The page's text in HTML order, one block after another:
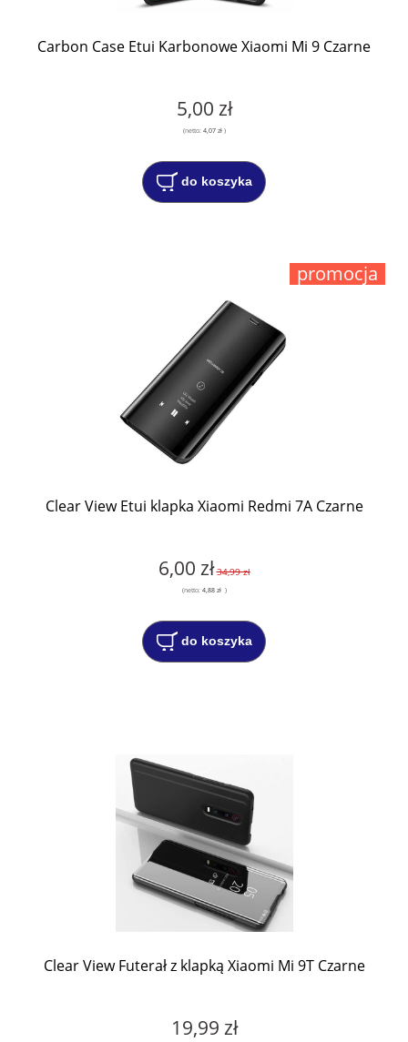
Carbon Case Etui Karbonowe Xiaomi Mi 9 Czarne
5,00 zł
(netto: 4,07 zł)
do koszyka
Clear View Etui klapka Xiaomi Redmi 7A Czarne
6,00 zł 34,99 zł
(netto: 4,88 zł )
do koszyka
promocja
Clear View Futerał z klapką Xiaomi Mi 9T Czarne
19,99 zł